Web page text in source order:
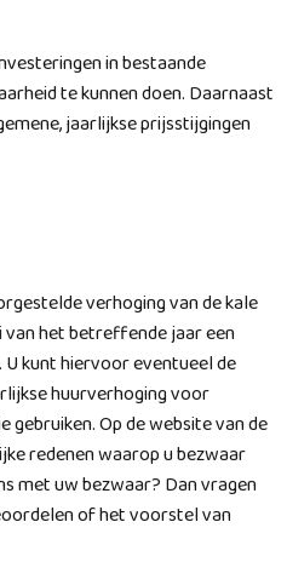
in bestaande
te kunnen doen. Daarnaast
jaarlijkse prijsstijgingen
verhoging van de kale
van het betreffende jaar een
kunt hiervoor eventueel de
huurverhoging voor
gebruiken. Op de website van de
redenen waarop u bezwaar
met uw bezwaar? Dan vragen
of het voorstel van